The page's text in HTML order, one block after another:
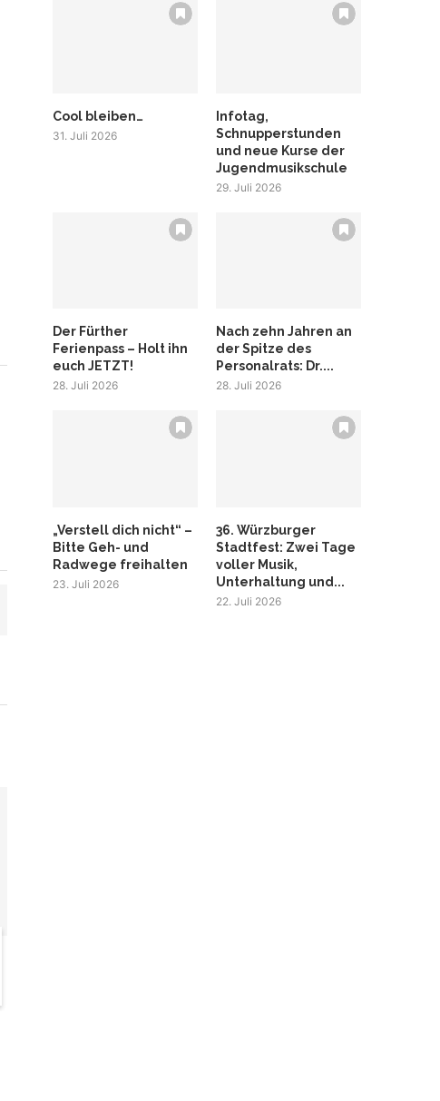
Cool bleiben…
31. Juli 2026
Infotag,
Schnupperstunden
und neue Kurse der
Jugendmusikschule
29. Juli 2026
Der Fürther
Ferienpass – Holt ihn
euch JETZT!
28. Juli 2026
Nach zehn Jahren an
der Spitze des
Personalrats: Dr....
28. Juli 2026
„Verstell dich nicht“ –
Bitte Geh- und
Radwege freihalten
23. Juli 2026
36. Würzburger
Stadtfest: Zwei Tage
voller Musik,
Unterhaltung und...
22. Juli 2026